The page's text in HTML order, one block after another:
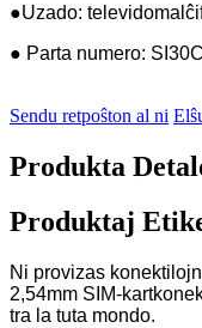
●Uzado:
● Parta numero:
Sendu retpoŝton al ni
Produkta
Produktaj
Ni provizas
2,54mm SIM-
tra la tuta mondo.